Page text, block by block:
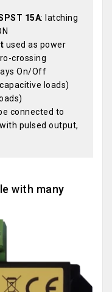
15A: latching
used as power
crossing
On/Off
loads)
connected to
pulsed output,
with many